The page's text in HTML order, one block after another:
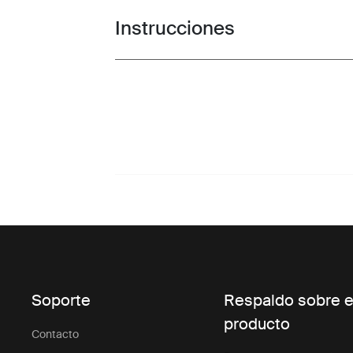
Toggle guides and instructions
Instrucciones
Soporte
Contacto
Respaldo sobre
producto